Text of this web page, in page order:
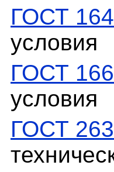
ГОСТ
условия
ГОСТ
условия
ГОСТ